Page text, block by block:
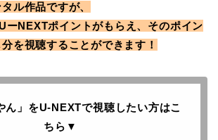
ル作品ですが、
ーNEXTポイントがもらえ、そのポイン
を視聴することができます！
ん」をU-NEXTで視聴したい方はこ
ちら ▼